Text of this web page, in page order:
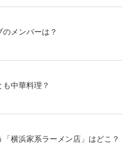
メンバーは？
中華料理？
横浜家系ラーメン店」はどこ？